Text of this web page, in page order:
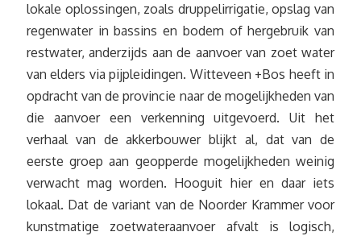
lokale oplossingen, zoals druppelirrigatie, opslag van
regenwater in bassins en bodem of hergebruik van
restwater, anderzijds aan de aanvoer van zoet water
van elders via pijpleidingen. Witteveen +Bos heeft in
opdracht van de provincie naar de mogelijkheden van
die aanvoer een verkenning uitgevoerd. Uit het
verhaal van de akkerbouwer blijkt al, dat van de
eerste groep aan geopperde mogelijkheden weinig
verwacht mag worden. Hooguit hier en daar iets
lokaal. Dat de variant van de Noorder Krammer voor
kunstmatige zoetwateraanvoer afvalt is logisch,